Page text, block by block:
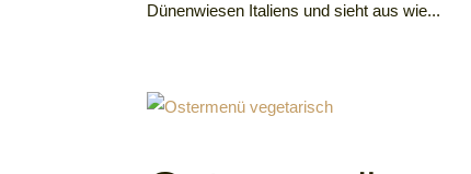
Dünenwiesen Italiens und sieht aus wie...